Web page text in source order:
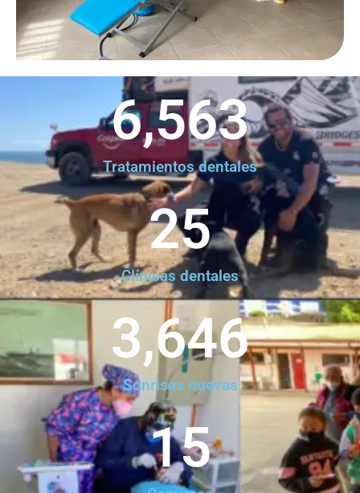
Tratamientos dentales
6,563
Clínicas dentales
25
Sonrisas nuevas
3,646
15